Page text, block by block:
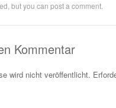
but you can post a comment.
Kommentar
wird nicht veröffentlicht.